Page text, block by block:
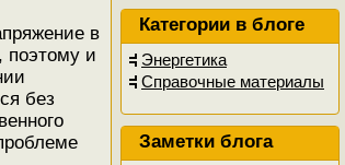
Категории в блоге
Энергетика
Справочные материалы
Заметки блога
в
поэтому и
без